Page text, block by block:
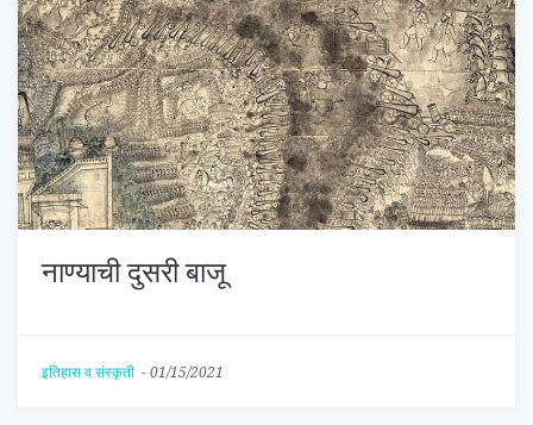
नाण्याची दुसरी बाजू
इतिहास व संस्कृती - 01/15/2021